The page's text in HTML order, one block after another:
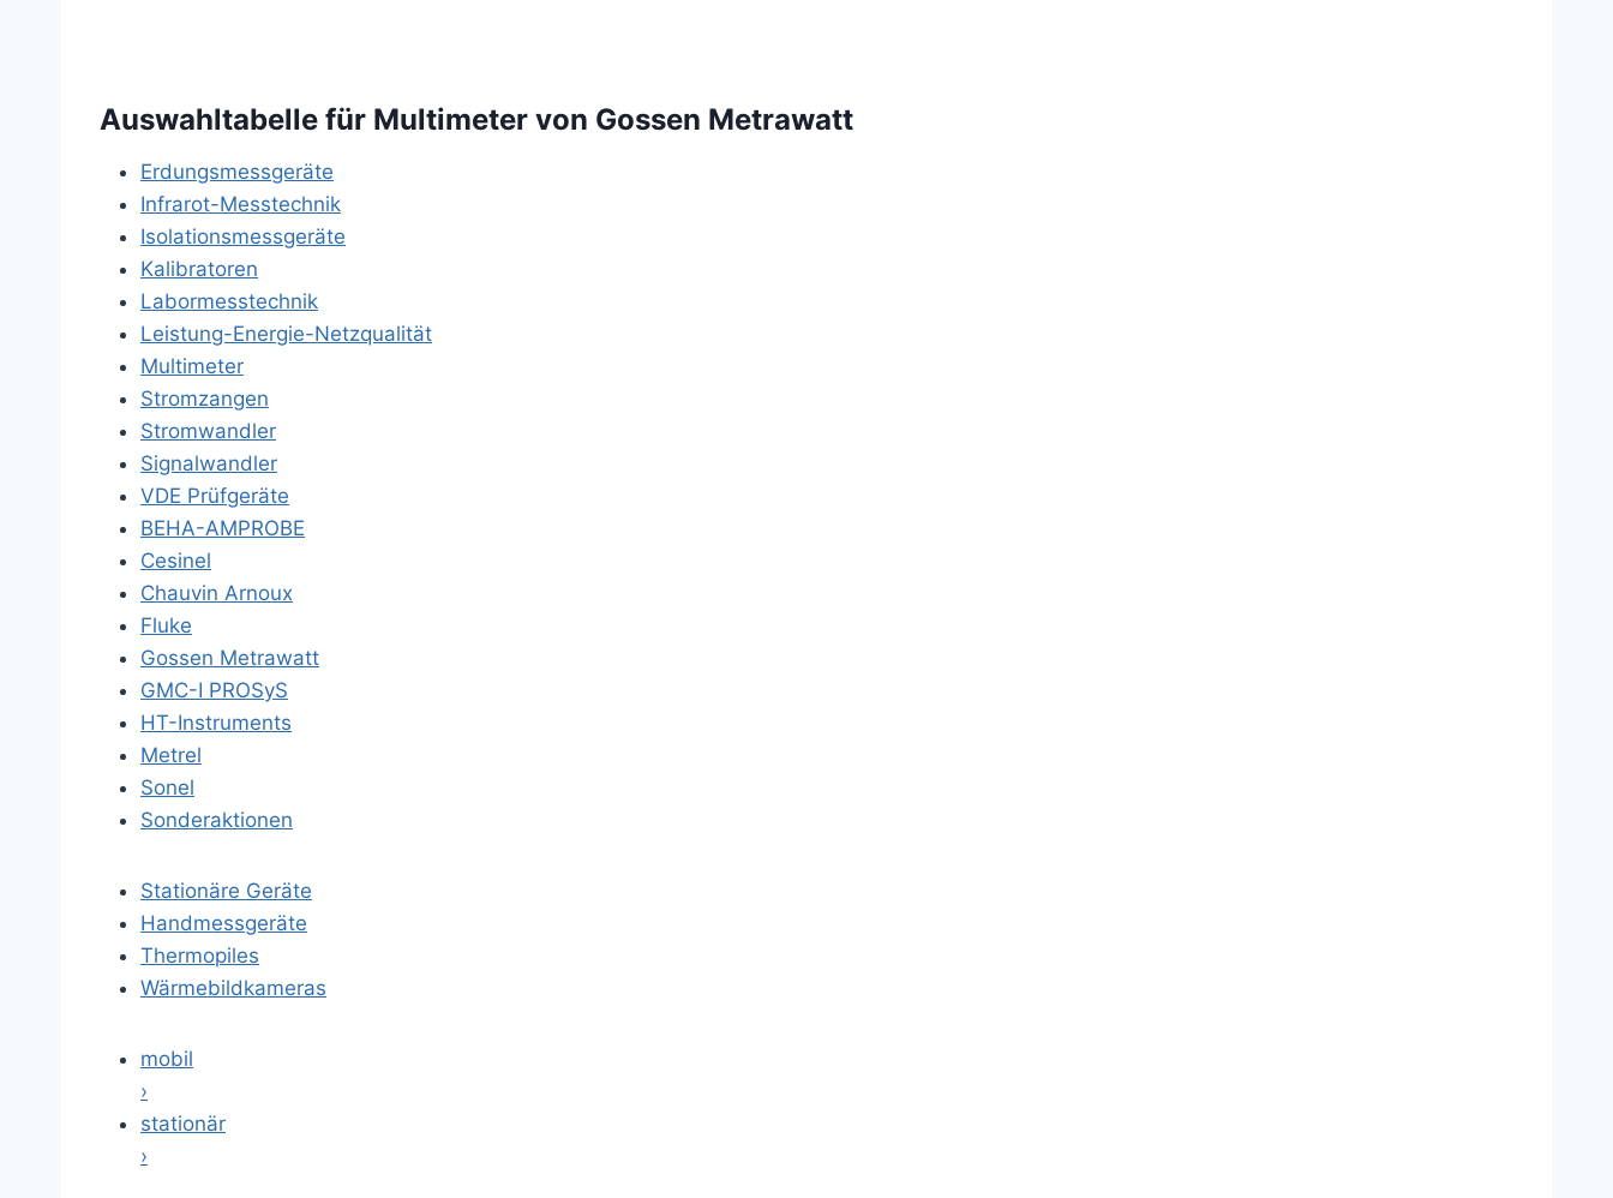
Auswahltabelle für Multimeter von Gossen Metrawatt
Erdungsmessgeräte
Infrarot-Messtechnik
Isolationsmessgeräte
Kalibratoren
Labormesstechnik
Leistung-Energie-Netzqualität
Multimeter
Stromzangen
Stromwandler
Signalwandler
VDE Prüfgeräte
BEHA-AMPROBE
Cesinel
Chauvin Arnoux
Fluke
Gossen Metrawatt
GMC-I PROSyS
HT-Instruments
Metrel
Sonel
Sonderaktionen
Stationäre Geräte
Handmessgeräte
Thermopiles
Wärmebildkameras
mobil
›
stationär
›